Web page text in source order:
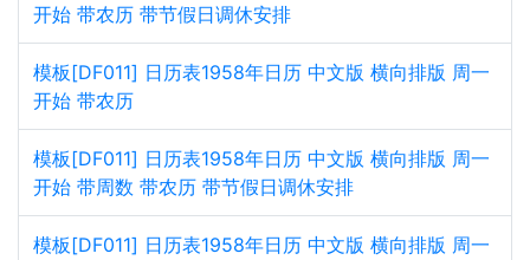
开始 带农历 带节假日调休安排
模板[DF011] 日历表1958年日历 中文版 横向排版 周一
开始 带农历
模板[DF011] 日历表1958年日历 中文版 横向排版 周一
开始 带周数 带农历 带节假日调休安排
模板[DF011] 日历表1958年日历 中文版 横向排版 周一